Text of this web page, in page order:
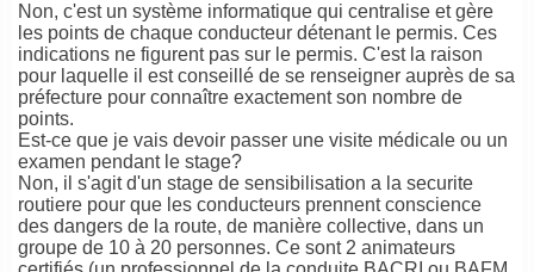
Non, c'est un système informatique qui centralise et gère
les points de chaque conducteur détenant le permis. Ces
indications ne figurent pas sur le permis. C'est la raison
pour laquelle il est conseillé de se renseigner auprès de sa
préfecture pour connaître exactement son nombre de
points.
Est-ce que je vais devoir passer une visite médicale ou un
examen pendant le stage?
Non, il s'agit d'un stage de sensibilisation a la securite
routiere pour que les conducteurs prennent conscience
des dangers de la route, de manière collective, dans un
groupe de 10 à 20 personnes. Ce sont 2 animateurs